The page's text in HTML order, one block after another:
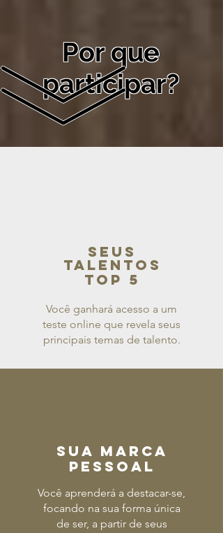
Porque
participar?
SEUS
TALENTOS
TOP 5
Você ganhará acesso a um
teste online que revela seus
principais temas de talento.
SUA MARCA
PESSOAL
Você aprenderá a destacar-se,
focando na sua forma única
de ser, a partir de seus